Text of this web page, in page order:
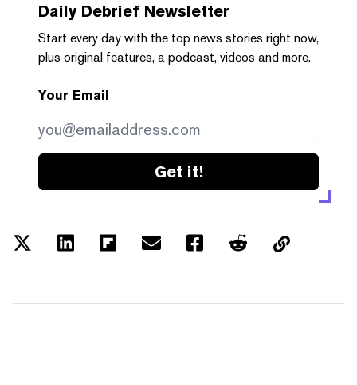
Daily Debrief Newsletter
Start every day with the top news stories right now,
plus original features, a podcast, videos and more.
Your Email
Get it!